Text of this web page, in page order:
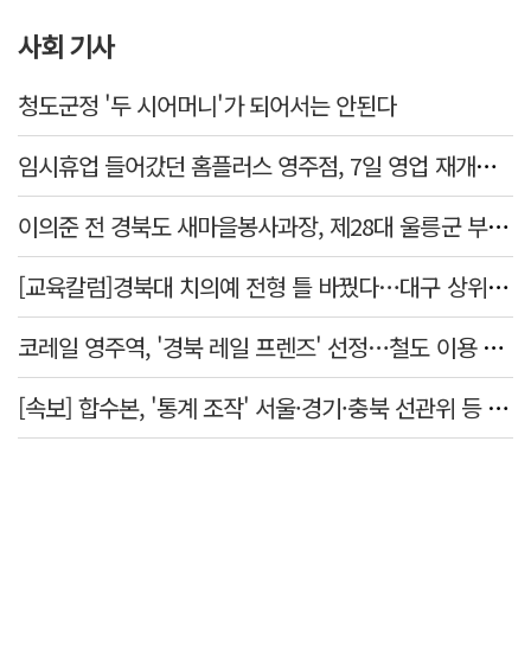
사회 기사
청도군정 '두 시어머니'가 되어서는 안된다
임시휴업 들어갔던 홈플러스 영주점, 7일 영업 재개…지하 1층만 운영
이의준 전 경북도 새마을봉사과장, 제28대 울릉군 부군수 취임
[교육칼럼]경북대 치의예 전형 틀 바꿨다…대구 상위권 수시 지원 전략 '격랑' 속으로
코레일 영주역, '경북 레일 프렌즈' 선정…철도 이용 우수고객 감사 행사 마련
[속보] 합수본, '통계 조작' 서울·경기·충북 선관위 등 추가 압수수색